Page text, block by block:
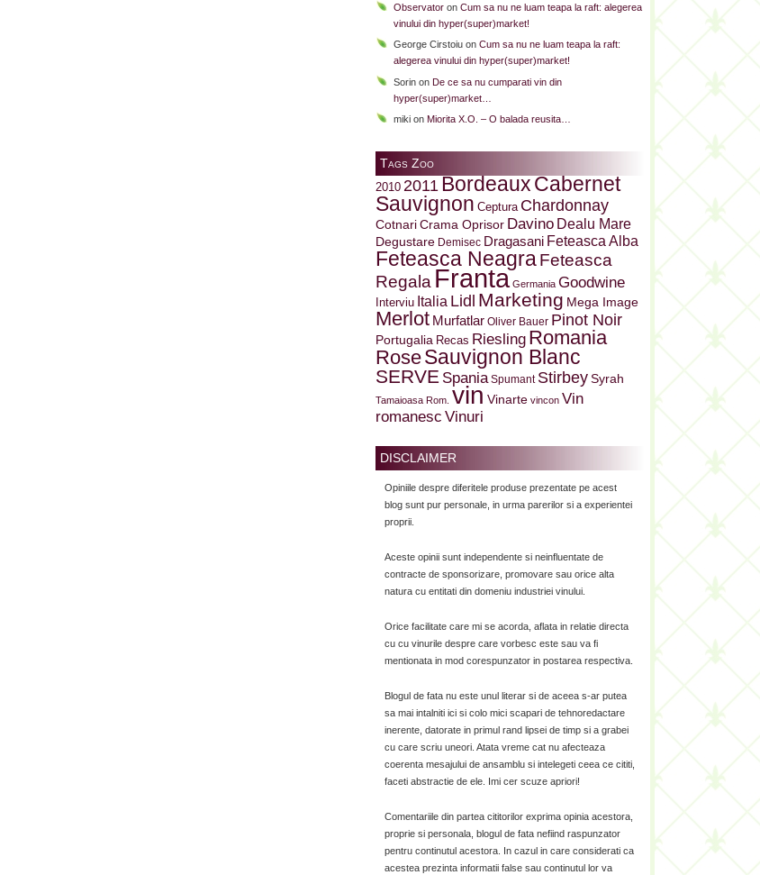
Observator on Cum sa nu ne luam teapa la raft: alegerea
vinului din hyper(super)market!
George Cirstoiu on Cum sa nu ne luam teapa la raft:
alegerea vinului din hyper(super)market!
Sorin on De ce sa nu cumparati vin din
hyper(super)market…
miki on Miorita X.O. – O balada reusita…
Tags Zoo
2010 2011 BordeauxCabernet
Sauvignon Ceptura Chardonnay
Cotnari Crama Oprisor Davino Dealu Mare
Degustare Demisec Dragasani Feteasca Alba
Feteasca NeagraFeteasca
Regala Franta Germania Goodwine
Interviu Italia Lidl Marketing Mega Image
Merlot Murfatlar Oliver Bauer Pinot Noir
Portugalia Recas Riesling Romania
RoseSauvignon Blanc
SERVE Spania Spumant Stirbey Syrah
Tamaioasa Rom. vin Vinarte vincon Vin
romanesc Vinuri
DISCLAIMER
Opiniile despre diferitele produse prezentate pe acest
blog sunt pur personale, in urma parerilor si a experientei
proprii.
Aceste opinii sunt independente si neinfluentate de
contracte de sponsorizare, promovare sau orice alta
natura cu entitati din domeniu industriei vinului.
Orice facilitate care mi se acorda, aflata in relatie directa
cu cu vinurile despre care vorbesc este sau va fi
mentionata in mod corespunzator in postarea respectiva.
Blogul de fata nu este unul literar si de aceea s-ar putea
sa mai intalniti ici si colo mici scapari de tehnoredactare
inerente, datorate in primul rand lipsei de timp si a grabei
cu care scriu uneori. Atata vreme cat nu afecteaza
coerenta mesajului de ansamblu si intelegeti ceea ce cititi,
faceti abstractie de ele. Imi cer scuze apriori!
Comentariile din partea cititorilor exprima opinia acestora,
proprie si personala, blogul de fata nefiind raspunzator
pentru continutul acestora. In cazul in care considerati ca
acestea prezinta informatii false sau continutul lor va